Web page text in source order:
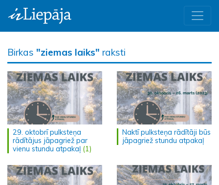
Birkas "ziemas laiks" raksti
29. oktobrī pulksteņa
rādītājus jāpagriež par
vienu stundu atpakaļ (1)
Naktī pulksteņa rādītāji būs
jāpagriež stundu atpakaļ